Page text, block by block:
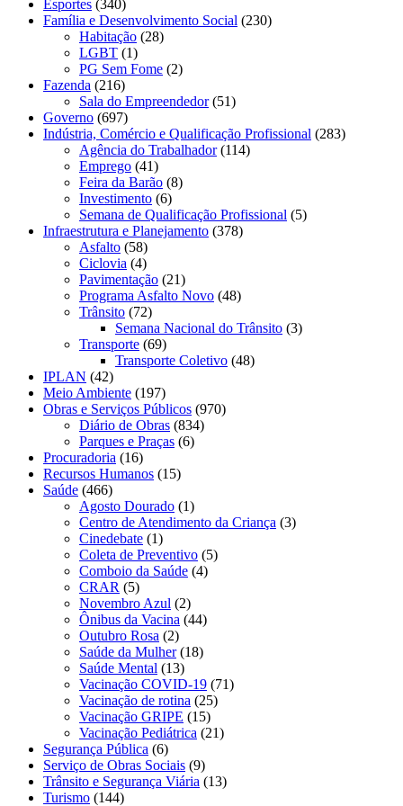
Esportes (340)
Família e Desenvolvimento Social (230)
Habitação (28)
LGBT (1)
PG Sem Fome (2)
Fazenda (216)
Sala do Empreendedor(51)
Governo (697)
Indústria, Comércio e Qualificação Profissional (283)
Agência do Trabalhador(114)
Emprego (41)
Feira da Barão (8)
Investimento (6)
Semana de Qualificação Profissional (5)
Infraestrutura e Planejamento (378)
Asfalto (58)
Ciclovia (4)
Pavimentação (21)
Programa Asfalto Novo (48)
Trânsito (72)
Semana Nacional do Trânsito (3)
Transporte (69)
Transporte Coletivo (48)
IPLAN (42)
Meio Ambiente (197)
Obras e Serviços Públicos (970)
Diário de Obras (834)
Parques e Praças (6)
Procuradoria (16)
Recursos Humanos (15)
Saúde (466)
Agosto Dourado (1)
Centro de Atendimento da Criança (3)
Cinedebate (1)
Coleta de Preventivo (5)
Comboio da Saúde (4)
CRAR (5)
Novembro Azul (2)
Ônibus da Vacina (44)
Outubro Rosa (2)
Saúde da Mulher(18)
Saúde Mental (13)
Vacinação COVID-19 (71)
Vacinação de rotina (25)
Vacinação GRIPE (15)
Vacinação Pediátrica (21)
Segurança Pública (6)
Serviço de Obras Sociais (9)
Trânsito e Segurança Viária (13)
Turismo (144)